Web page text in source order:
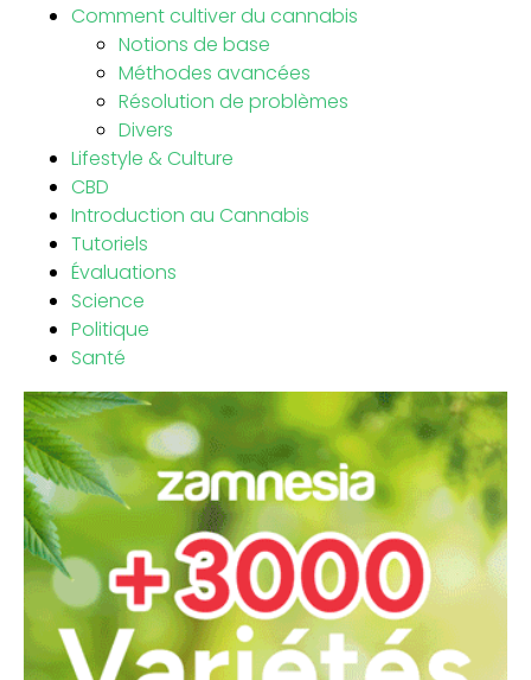
Comment cultiver du cannabis
Notions de base
Méthodes avancées
Résolution de problèmes
Divers
Lifestyle & Culture
CBD
Introduction au Cannabis
Tutoriels
Évaluations
Science
Politique
Santé